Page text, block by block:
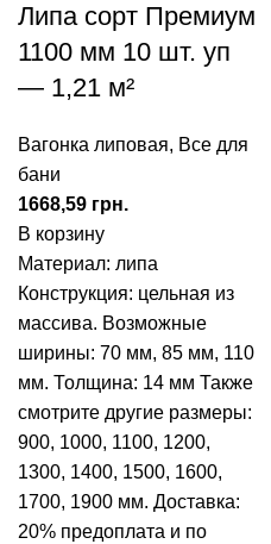
Липа сорт Премиум
1100 мм 10 шт. уп
— 1,21 м²
Вагонка липовая, Все для
бани
грн.
В корзину
Материал: липа
Конструкция: цельная из
массива. Возможные
ширины: 70 мм, 85 мм, 110
мм. Толщина: 14 мм Также
смотрите другие размеры:
900, 1000, 1100, 1200,
1300, 1400, 1500, 1600,
1700, 1900 мм. Доставка:
20% предоплата и по